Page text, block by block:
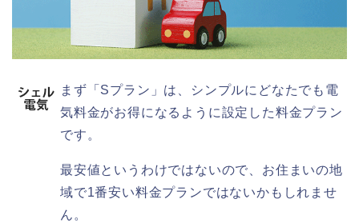
まず「Sプラン」は、シンプルにどなたでも電
気料金がお得になるように設定した料金プラン
です。
最安値というわけではないので、お住まいの地
域で1番安い料金プランではないかもしれませ
ん。